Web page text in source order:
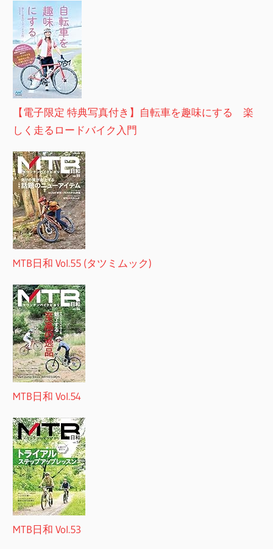
【電子限定 特典写真付き】自転車を趣味にする 楽
しく走るロードバイク入門
MTB日和 Vol.55 (タツミムック)
MTB日和 Vol.54
MTB日和 Vol.53